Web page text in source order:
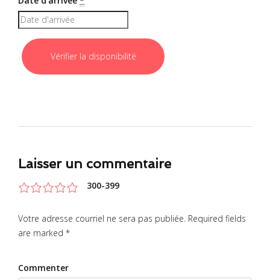
Laisser un commentaire
300-399
Votre adresse courriel ne sera pas publiée. Required fields
are marked *
Commenter